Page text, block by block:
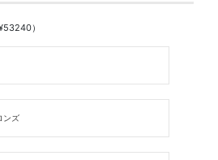
）
ンズ